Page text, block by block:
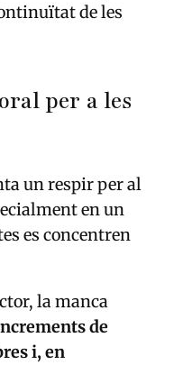
de les
per a les
un respir per al
en un
es concentren
la manca
de
i, en